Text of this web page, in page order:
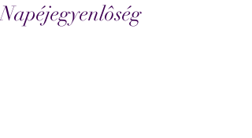
Napéjegyenlôség